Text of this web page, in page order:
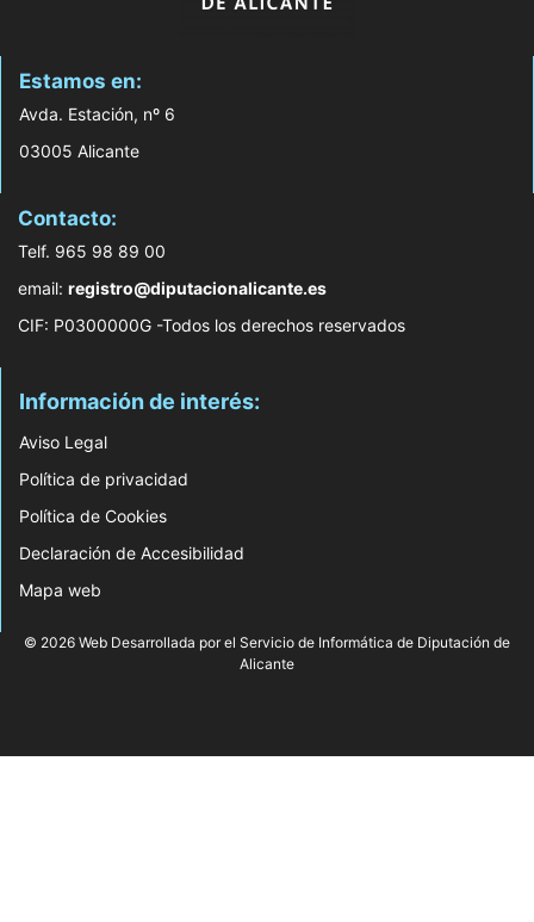
Estamos en:
Avda. Estación, nº 6
03005 Alicante
Contacto:
Telf. 965 98 89 00
email: registro@diputacionalicante.es
CIF: P0300000G -Todos los derechos reservados
Información de interés:
Aviso Legal
Política de privacidad
Política de Cookies
Declaración de Accesibilidad
Mapa web
© 2026 Web Desarrollada por el Servicio de Informática de Diputación de
Alicante